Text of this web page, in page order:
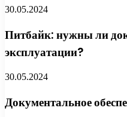
30.05.2024
Питбайк: нужны ли
эксплуатации?
30.05.2024
Документальное